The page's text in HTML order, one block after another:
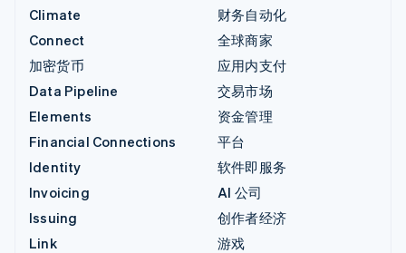
Climate
Connect
加密货币
Data Pipeline
Elements
Financial Connections
Identity
Invoicing
Issuing
Link
财务自动化
全球商家
应用内支付
交易市场
资金管理
平台
软件即服务
AI 公司
创作者经济
游戏